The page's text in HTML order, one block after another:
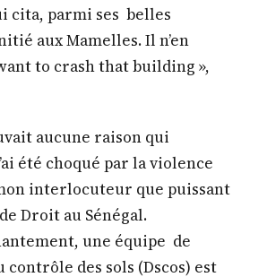
cita, parmi ses belles
aux Mamelles. Il n’en
to crash that building »,
aucune raison qui
été choqué par la violence
interlocuteur que puissant
Droit au Sénégal.
une équipe de
des sols (Dscos) est